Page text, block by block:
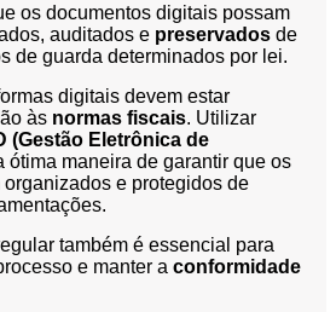
os documentos digitais possam
auditados e preservados de
de guarda determinados por lei.
digitais devem estar
às normas fiscais. Utilizar
(Gestão Eletrônica de
ótima maneira de garantir que os
e protegidos de
também é essencial para
e manter a conformidade